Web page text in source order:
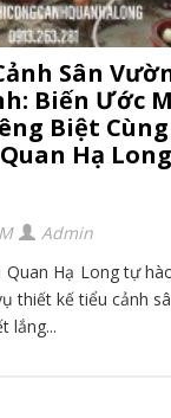
Sân
Biến Ước
Biệt
Hạ
Admin
Quan Hạ Long tự
thiết kế tiểu cảnh
lắng...